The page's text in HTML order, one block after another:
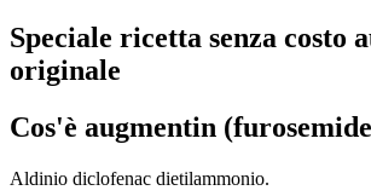
Speciale ricetta senza costo
originale
Cos'è augmentin
Aldinio diclofenac dietilammonio.